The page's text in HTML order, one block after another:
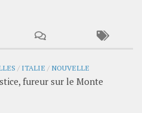
/ ITALIE / NOUVELLE
fureur sur le Monte